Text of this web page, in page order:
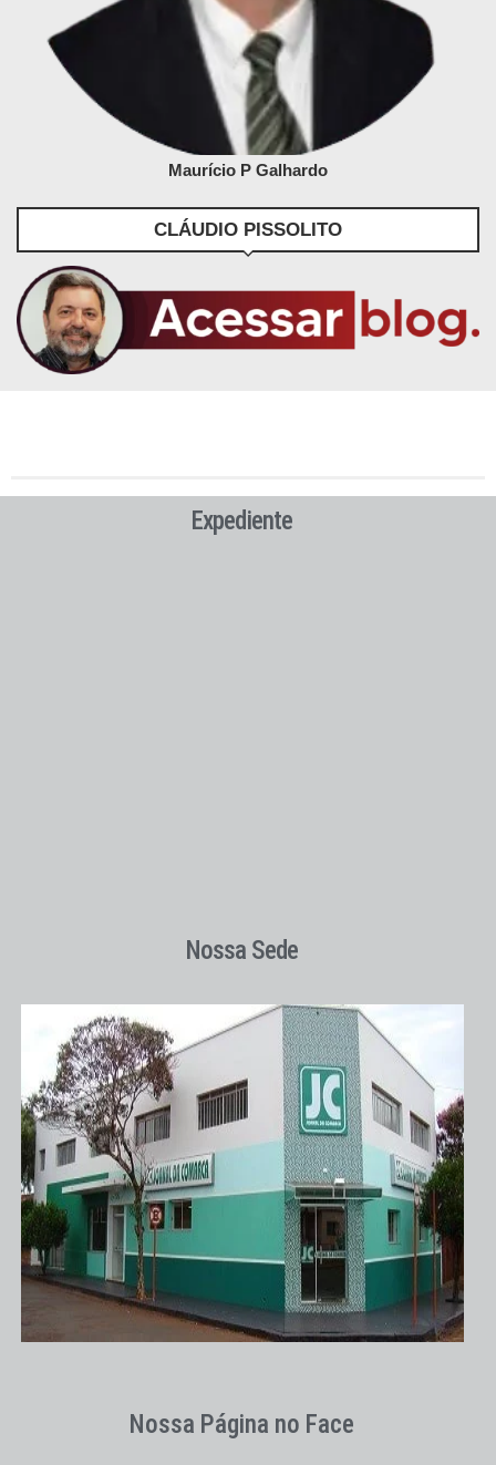
Maurício P Galhardo
CLÁUDIO PISSOLITO
Expediente
Nossa Sede
Nossa Página no Face